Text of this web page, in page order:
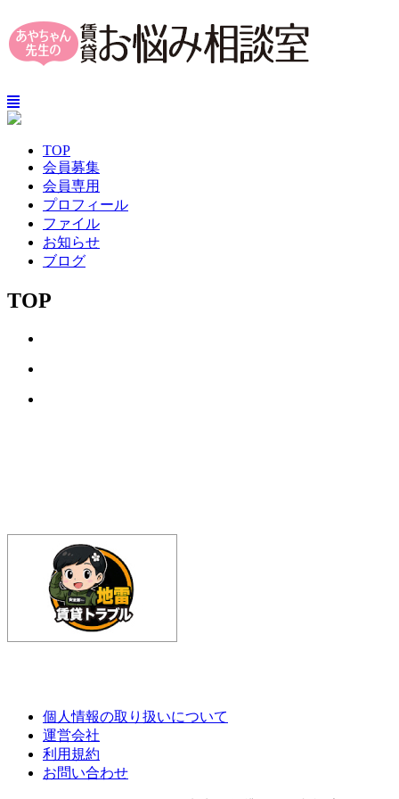
TOP
会員募集
会員専用
プロフィール
ファイル
お知らせ
ブログ
TOP
個人情報の取り扱いについて
運営会社
利用規約
お問い合わせ